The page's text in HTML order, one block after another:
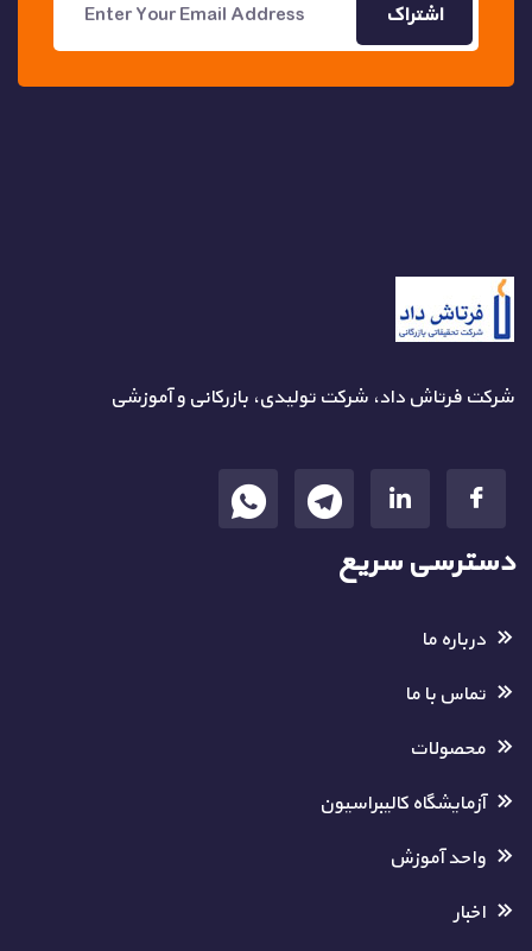
اشتراک
شرکت فرتاش داد، شرکت تولیدی، بازرکانی و آموزشی
دسترسی سریع
درباره ما
تماس با ما
محصولات
آزمایشگاه کالیبراسیون
واحد آموزش
اخبار